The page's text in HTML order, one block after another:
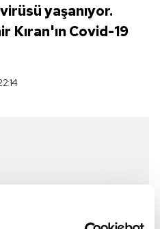
yaşanıyor.
Kıran'ın Covid-19